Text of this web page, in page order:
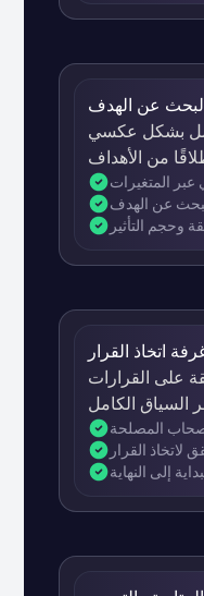
عن الهدف
بشكل عكسي
المتغيرات
عن الهدف
وحجم التأثير
اتخاذ القرار
على القرارات
المصلحة
لاتخاذ القرار
إلى النهاية